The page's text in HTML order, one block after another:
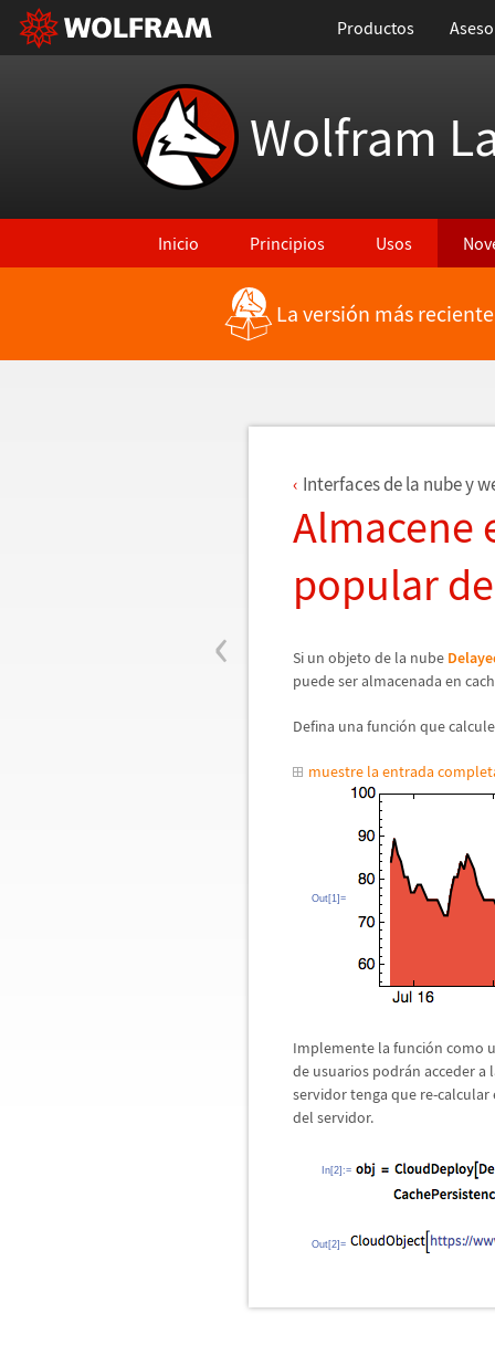
Productos
Wolfram
Inicio Principios Usos
Regresar a Características más recientes
La versión más
‹
Interfaces de la nube y
Almacene
popular
Si un objeto de la nube
puede ser almacenada en cach
Defina una función que
muestre la entrada
Out[1]=
Implemente la función como
de usuarios podrán acceder a
servidor tenga que re-
del servidor.
In[2]:=
Out[2]=